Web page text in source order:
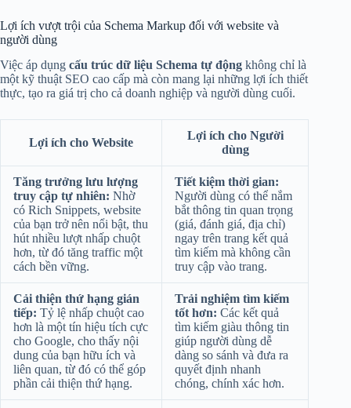
Lợi ích vượt trội của Schema Markup đối với website và
người dùng
Việc áp dụng cấu trúc dữ liệu Schema tự động không chỉ là
một kỹ thuật SEO cao cấp mà còn mang lại những lợi ích thiết
thực, tạo ra giá trị cho cả doanh nghiệp và người dùng cuối.
Lợi ích cho Website
Lợi ích cho Người
dùng
Tăng trưởng lưu lượng
truy cập tự nhiên: Nhờ
có Rich Snippets, website
của bạn trở nên nổi bật, thu
hút nhiều lượt nhấp chuột
hơn, từ đó tăng traffic một
cách bền vững.
Tiết kiệm thời gian:
Người dùng có thể nắm
bắt thông tin quan trọng
(giá, đánh giá, địa chỉ)
ngay trên trang kết quả
tìm kiếm mà không cần
truy cập vào trang.
Cải thiện thứ hạng gián
tiếp: Tỷ lệ nhấp chuột cao
hơn là một tín hiệu tích cực
cho Google, cho thấy nội
dung của bạn hữu ích và
liên quan, từ đó có thể góp
phần cải thiện thứ hạng.
Trải nghiệm tìm kiếm
tốt hơn: Các kết quả
tìm kiếm giàu thông tin
giúp người dùng dễ
dàng so sánh và đưa ra
quyết định nhanh
chóng, chính xác hơn.